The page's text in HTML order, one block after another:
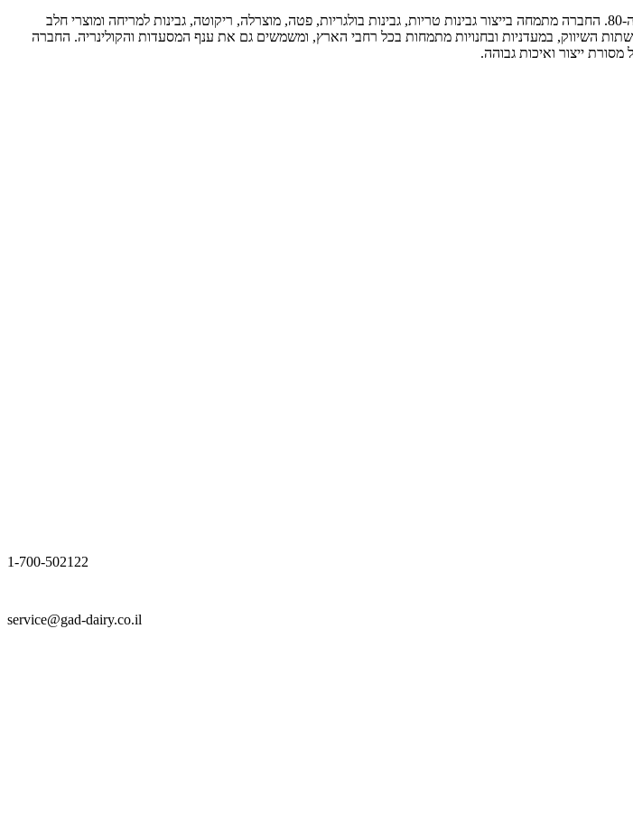
מחלבות גד היא אחת החברות הוותיקות והמוכרות בישראל בתחום מוצרי החלב והגבינות, ופועלת מאז שנות ה-80. החברה מתמחה בייצור גבינות טריות, גבינות בולגריות, פטה, מוצרלה, ריקוטה, גבינות למריחה ומוצרי חלב
השיווק, במעדניות ובחנויות מתמחות בכל רחבי הארץ, ומשמשים גם את ענף המסעדות והקולינריה. החברה
ייצור ואיכות גבוהה.
1-700-502122
service@gad-dairy.co.il